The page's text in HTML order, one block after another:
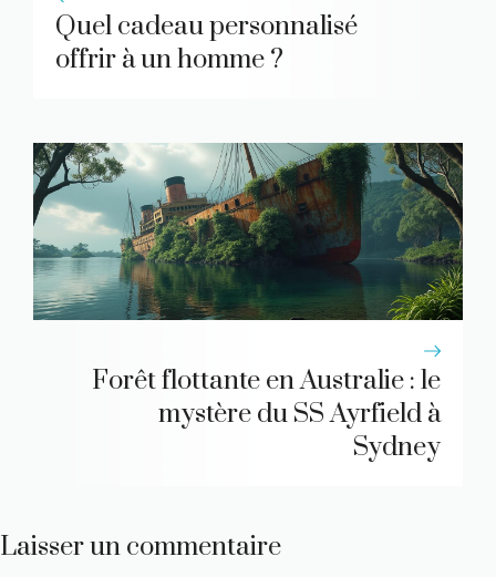
Quel cadeau personnalisé
offrir à un homme ?
Forêt flottante en Australie : le
mystère du SS Ayrfield à
Sydney
Laisser un commentaire